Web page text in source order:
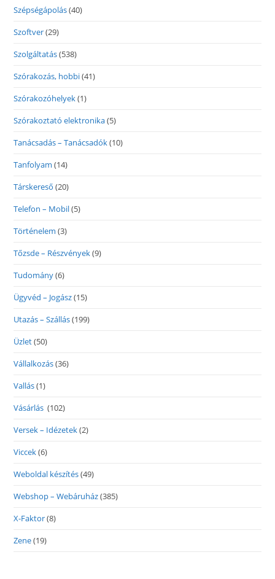
Szépségápolás(40)
Szoftver(29)
Szolgáltatás(538)
Szórakozás, hobbi(41)
Szórakozóhelyek(1)
Szórakoztató elektronika(5)
Tanácsadás – Tanácsadók(10)
Tanfolyam (14)
Társkereső (20)
Telefon – Mobil(5)
Történelem (3)
Tőzsde – Részvények(9)
Tudomány(6)
Ügyvéd – Jogász(15)
Utazás – Szállás(199)
Üzlet(50)
Vállalkozás(36)
Vallás(1)
Vásárlás (102)
Versek – Idézetek(2)
Viccek(6)
Weboldal készítés(49)
Webshop – Webáruház(385)
X-Faktor(8)
Zene(19)